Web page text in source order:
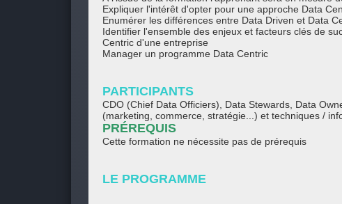
Expliquer l'intérêt d'opter pour une approche Data
Enumérer les différences entre Data Driven et Data
Identifier l'ensemble des enjeux et facteurs clés de
Centric d'une entreprise
Manager un programme Data Centric
PARTICIPANTS
CDO (Chief Data Officiers), Data Stewards, Data
(marketing, commerce, stratégie...) et techniques /
PRÉREQUIS
Cette formation ne nécessite pas de prérequis
LE PROGRAMME